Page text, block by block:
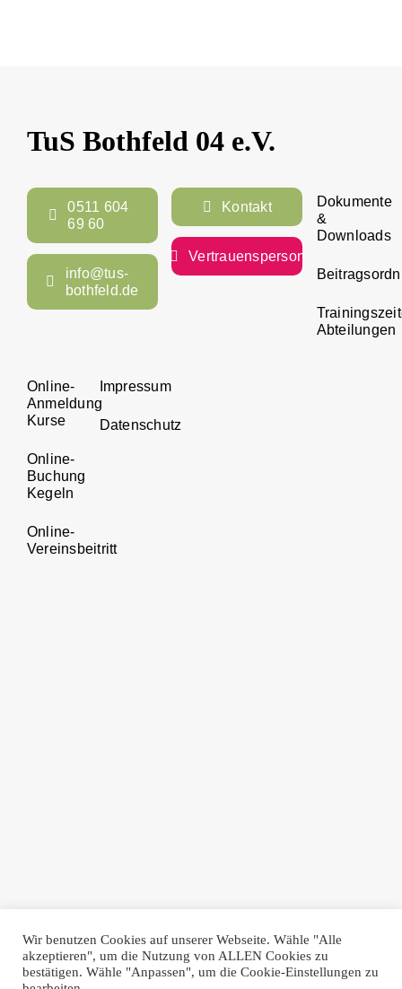
TuS Bothfeld 04 e.V.
0511 604
69 60
info@tus-
bothfeld.de
Kontakt
Vertrauensperson
Dokumente
&
Downloads
Abteilungen
Online-
Anmeldung
Kurse
Online-
Buchung
Kegeln
Online-
Vereinsbeitritt
Impressum
Datenschutz
Wir benutzen Cookies auf unserer Webseite. Wähle "Alle
akzeptieren", um die Nutzung von ALLEN Cookies zu
bestätigen. Wähle "Anpassen", um die Cookie-Einstellungen zu